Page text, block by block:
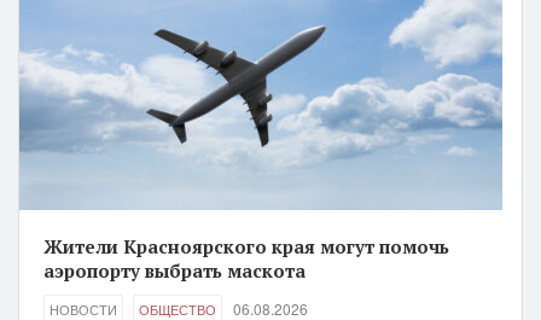
Жители Красноярского края могут помочь
аэропорту выбрать маскота
НОВОСТИ ОБЩЕСТВО 06.08.2026